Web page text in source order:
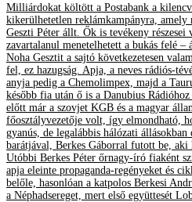
Milliárdokat költött a Postabank a
kikerülhetetlen reklámkampányra,
Geszti Péter állt. Ők is tevékeny részesei
zavartalanul menetelhetett a bukás felé
Noha Gesztit a sajtó következetesen
fel, ez hazugság. Apja, a neves rádiós-
anyja pedig a Chemolimpex, majd a
később fia után ő is a Danubius
előtt már a szovjet KGB és a magyar
főosztályvezetője volt, így elmondható,
gyanús, de legalábbis hálózati
barátjával, Berkes Gáborral futott be, aki
Utóbbi Berkes Péter őrnagy-író fiaként
apja eleinte propaganda-regényeket és
belőle, hasonlóan a katpolos Berkesi
a Néphadsereget, mert első együttesét